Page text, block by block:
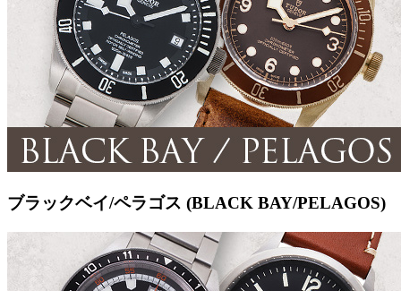
ブラックベイ/ペラゴス (BLACK BAY/PELAGOS)